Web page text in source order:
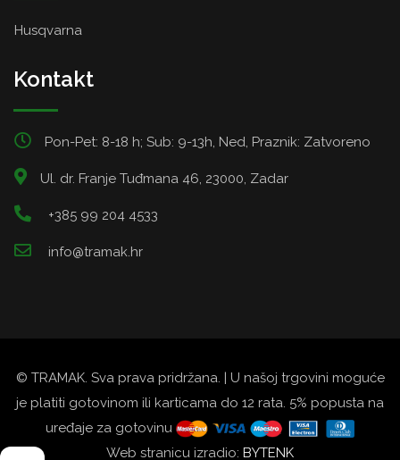
Husqvarna
Kontakt
Pon-Pet: 8-18 h; Sub: 9-13h, Ned, Praznik: Zatvoreno
Ul. dr. Franje Tuđmana 46, 23000, Zadar
+385 99 204 4533
info@tramak.hr
© TRAMAK. Sva prava pridržana. | U našoj trgovini moguće
je platiti gotovinom ili karticama do 12 rata. 5% popusta na
uređaje za gotovinu
Web stranicu izradio: BYTENK